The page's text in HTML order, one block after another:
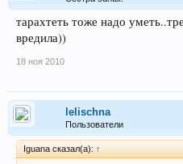
тарахтеть тоже надо
вредила))
18 ноя 2010
lelischna
Пользователи
Iguana сказал(а): ↑